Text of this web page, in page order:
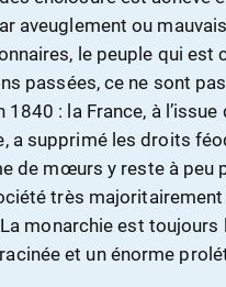
aveuglement ou
le peuple qui est
passées, ce ne sont
: la France, à
a supprimé les droits
de mœurs y reste à peu
très majoritairement
monarchie est
et un énorme